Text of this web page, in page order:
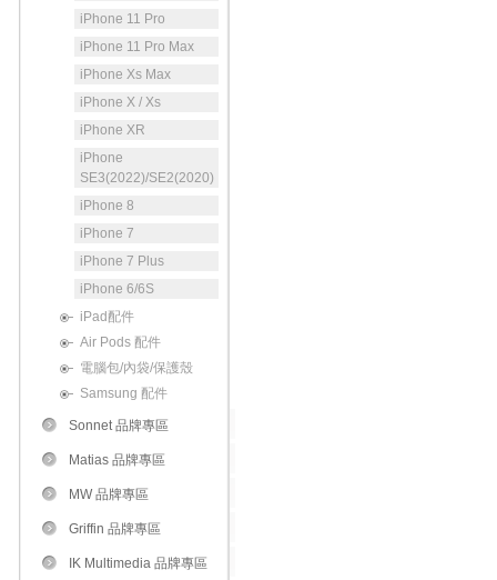
iPhone 11 Pro
iPhone 11 Pro Max
iPhone Xs Max
iPhone X / Xs
iPhone XR
iPhone
SE3(2022)/SE2(2020)
iPhone 8
iPhone 7
iPhone 7 Plus
iPhone 6/6S
iPad配件
Air Pods 配件
電腦包/內袋/保護殼
Samsung 配件
Sonnet 品牌專區
Matias 品牌專區
MW 品牌專區
Griffin 品牌專區
IK Multimedia 品牌專區